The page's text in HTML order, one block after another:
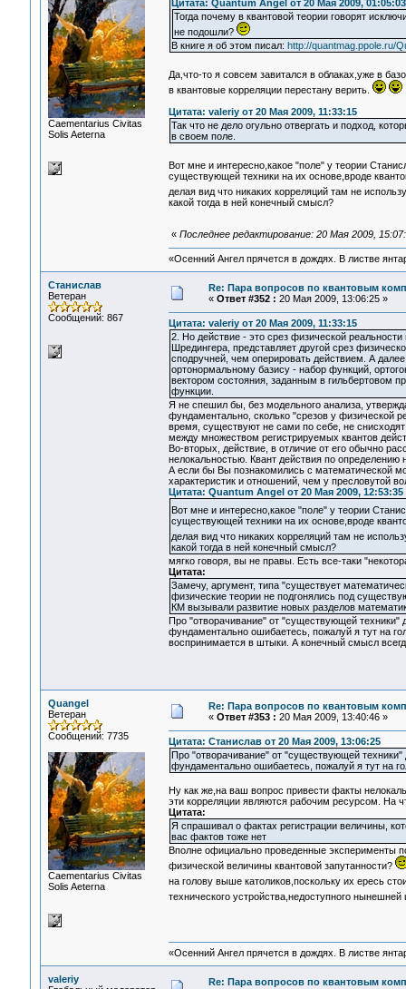
Сaementarius Civitas
Solis Aeterna
Цитата: Quantum Angel от 20 Мая 2009, 01:05:03
Тогда почему в квантовой теории говорят
не подошли?
В книге я об этом писал: http://quantmag.ppole.ru/
Да,что-то я совсем завитался в облаках,уже в
в квантовые корреляции перестану верить.
Цитата: valeriy от 20 Мая 2009, 11:33:15
Так что не дело огульно отвергать и подход,
в своем поле.
Вот мне и интересно,какое "поле" у теории
существующей техники на их основе,вроде
делая вид что никаких корреляций там не
какой тогда в ней конечный смысл?
« Последнее редактирование: 20 Мая 2009,
«Осенний Ангел прячется в дождях. В листве
Станислав
Ветеран
Сообщений: 867
Re: Пара вопросов по квантовым
« Ответ #352 : 20 Мая 2009, 13:06:25 »
Цитата: valeriy от 20 Мая 2009, 11:33:15
2. Но действие - это срез физической
Шредингера, представляет другой срез
сподручней, чем оперировать действием. А
ортонормальному базису - набор функций,
вектором состояния, заданным в гильбертовом
функции.
Я не спешил бы, без модельного анализа,
фундаментально, сколько "срезов у физической
время, существуют не сами по себе, не
между множеством регистрируемых квантов
Во-вторых, действие, в отличие от его обычно
нелокальностью. Квант действия по
А если бы Вы познакомились с математической
характеристик и отношений, чем у пресловутой
Цитата: Quantum Angel от 20 Мая 2009, 12:53:35
Вот мне и интересно,какое "поле" у теории
существующей техники на их основе,вроде
делая вид что никаких корреляций там не
какой тогда в ней конечный смысл?
мягко говоря, вы не правы. Есть все-таки
Цитата:
Замечу, аргумент, типа "существует
физические теории не подгонялись под
КМ вызывали развитие новых разделов
Про "отворачивание" от "существующей
фундаментально ошибаетесь, пожалуй я тут на
воспринимается в штыки. А конечный смысл
Quangel
Ветеран
Сообщений: 7735
Сaementarius Civitas
Solis Aeterna
Re: Пара вопросов по квантовым
« Ответ #353 : 20 Мая 2009, 13:40:46 »
Цитата: Станислав от 20 Мая 2009, 13:06:25
Про "отворачивание" от "существующей
фундаментально ошибаетесь, пожалуй я тут на
Ну как же,на ваш вопрос привести факты
эти корреляции являются рабочим ресурсом. На
Цитата:
Я спрашивал о фактах регистрации величины,
вас фактов тоже нет
Вполне официально проведенные эксперименты
физической величины квантовой запутанности?
на голову выше католиков,поскольку их ересь
технического устройства,недоступного
«Осенний Ангел прячется в дождях. В листве
valeriy
Re: Пара вопросов по квантовым